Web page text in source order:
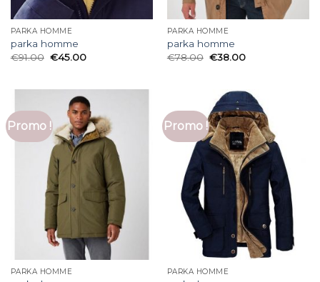
PARKA HOMME
parka homme
€91.00 €45.00
PARKA HOMME
parka homme
€78.00 €38.00
Promo !
PARKA HOMME
Promo !
PARKA HOMME